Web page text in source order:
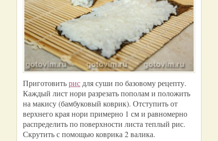
Приготовитьрисдля суши по базовому рецепту.
Каждый лист нори разрезать пополам и положить
на макису (бамбуковый коврик). Отступить от
верхнего края нори примерно 1 см и равномерно
распределить по поверхности листа теплый рис.
Скрутить с помощью коврика 2 валика.